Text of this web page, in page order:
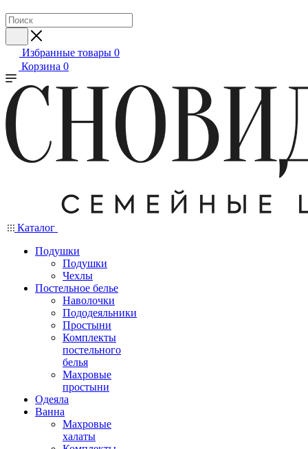
Избранные товары 0
Корзина 0
Каталог
Подушки
Подушки
Чехлы
Постельное белье
Наволочки
Пододеяльники
Простыни
Комплекты
постельного
белья
Махровые
простыни
Одеяла
Ванна
Махровые
халаты